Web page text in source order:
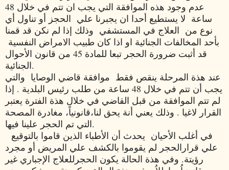
عدم وجود هذه الموافقة التي يجب ان تتم في خلال 48
ساعة لا يستطيع أحدا ان يجبرنا علي الحجز أو تناول أي
نوع من العلاج في المستشفي وذلك إذا لم نكن قد قمنا
بأحد المخالفات الجنائية او اذا كان طبيب الامراض النفسية
قد أثبت ضرورة الحجر تبعا للمادة 45 من قانون الأحوال
الجنائية.
عند هذة المرحلة ينقص فقط موافقة قاضي الوصايا والتي
يجب أن تتم في خلال 48 ساعة من طلب رئيس البلدية . إذا
لم تتم الموافقة من قبل القاضي في خلال هذة الفترة يعتبر
القرار لاغيا . وذلك يعني أنة يحق لنا،قانونياً، مغادرة المصحة
التي تم الحجر علينا فيها.
علي قرارالحجر لم يقوموا بالكشف علي المريض أو مجرد
رؤيتة. وفي هذة الحالة يكون الحجرللعلاج الإجباري غير